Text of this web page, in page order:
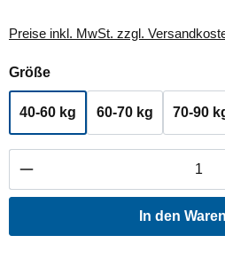
Preise inkl. MwSt. zzgl.
Größeauswählen
40-60 kg 60-70 kg 70-90
Produkt Anzahl: Gib
In den